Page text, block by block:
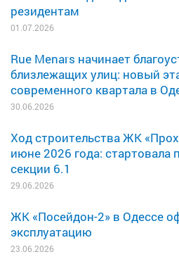
резидентам
01.07.2026
Rue Menars начинает
близлежащих улиц: новый
современного квартала в
30.06.2026
Ход строительства ЖК
июне 2026 года: стартовала
секции 6.1
29.06.2026
ЖК «Посейдон-2» в Одессе
эксплуатацию
23.06.2026